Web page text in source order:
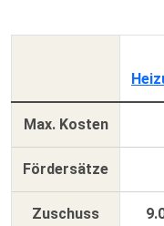
Max. Kosten
Fördersätze
Zuschuss